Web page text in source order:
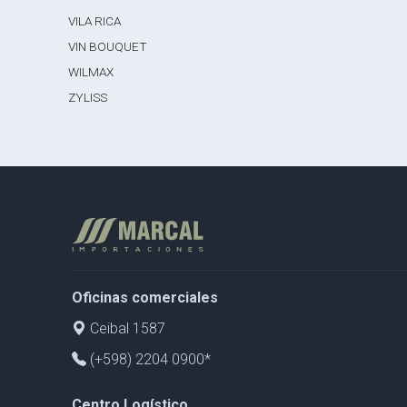
VILA RICA
VIN BOUQUET
WILMAX
ZYLISS
Oficinas comerciales
Ceibal 1587
(+598) 2204 0900*